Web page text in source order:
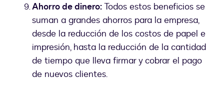
Ahorro de dinero:Todos estos beneficios se
suman a grandes ahorros para la empresa,
desde la reducción de los costos de papel e
impresión, hasta la reducción de la cantidad
de tiempo que lleva firmar y cobrar el pago
de nuevos clientes.